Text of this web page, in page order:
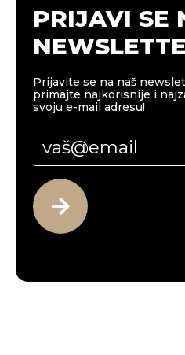
PRIJAVI SE
Prijavite se na naš
primajte najkorisnije i
svoju e-mail adresu!